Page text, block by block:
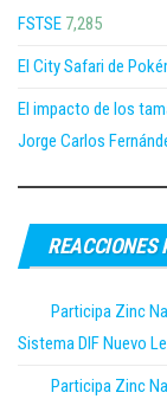
FSTSE 7,285
El City Safari de
El impacto de los
Jorge Carlos
REACCIONES
Participa Zinc
Sistema DIF Nuevo
Participa Zinc